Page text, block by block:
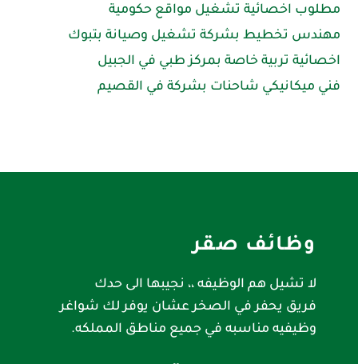
مطلوب اخصائية تشغيل مواقع حكومية
مهندس تخطيط بشركة تشغيل وصيانة بتبوك
اخصائية تربية خاصة بمركز طبي في الجبيل
فني ميكانيكي شاحنات بشركة في القصيم
وظائف صقر
لا تشيل هم الوظيفه ،، نجيبها الى حدك
فريق يحفر في الصخر عشان يوفر لك شواغر
وظيفيه مناسبه في جميع مناطق المملكه.